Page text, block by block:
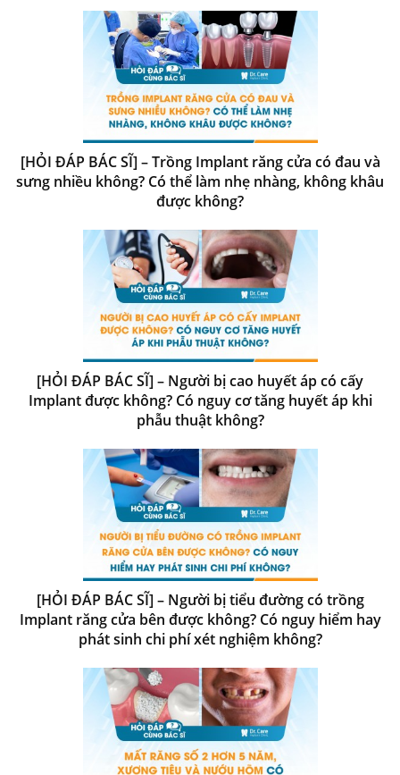
[HỎI ĐÁP BÁC SĨ] – Trồng Implant răng cửa có đau và
sưng nhiều không? Có thể làm nhẹ nhàng, không khâu
được không?
[HỎI ĐÁP BÁC SĨ] – Người bị cao huyết áp có cấy
Implant được không? Có nguy cơ tăng huyết áp khi
phẫu thuật không?
[HỎI ĐÁP BÁC SĨ] – Người bị tiểu đường có trồng
Implant răng cửa bên được không? Có nguy hiểm hay
phát sinh chi phí xét nghiệm không?